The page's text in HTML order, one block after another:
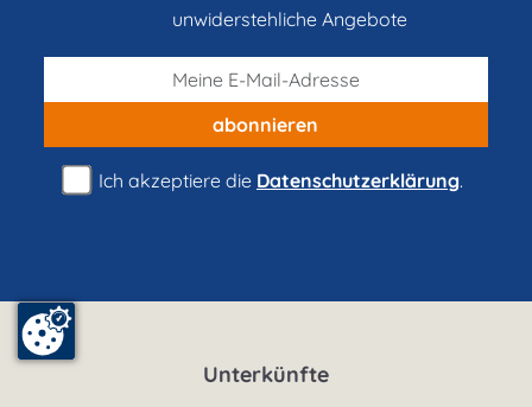
unwiderstehliche Angebote
abonnieren
Ich akzeptiere die Datenschutzerklärung.
Unterkünfte